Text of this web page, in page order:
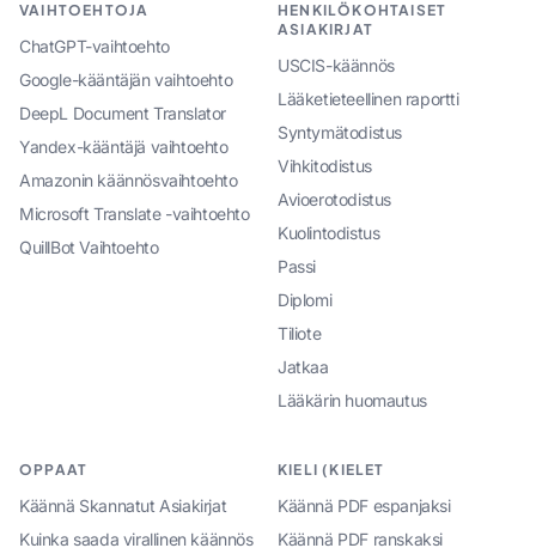
VAIHTOEHTOJA
ChatGPT-vaihtoehto
Google-kääntäjän vaihtoehto
DeepL Document Translator
Yandex-kääntäjä vaihtoehto
Amazonin käännösvaihtoehto
Microsoft Translate -vaihtoehto
QuillBot Vaihtoehto
HENKILÖKOHTAISET
ASIAKIRJAT
USCIS-käännös
Lääketieteellinen raportti
Syntymätodistus
Vihkitodistus
Avioerotodistus
Kuolintodistus
Passi
Diplomi
Tiliote
Jatkaa
Lääkärin huomautus
OPPAAT
Käännä Skannatut Asiakirjat
Kuinka saada virallinen käännös
KIELI (KIELET
Käännä PDF espanjaksi
Käännä PDF ranskaksi